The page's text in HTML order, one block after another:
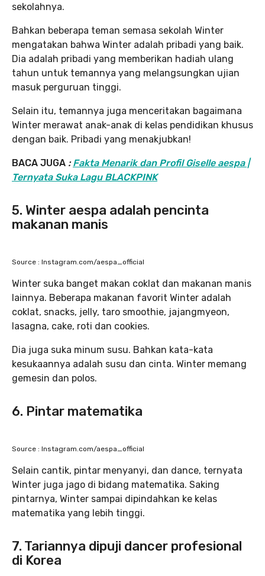
sekolahnya.
Bahkan beberapa teman semasa sekolah Winter
mengatakan bahwa Winter adalah pribadi yang baik.
Dia adalah pribadi yang memberikan hadiah ulang
tahun untuk temannya yang melangsungkan ujian
masuk perguruan tinggi.
Selain itu, temannya juga menceritakan bagaimana
Winter merawat anak-anak di kelas pendidikan khusus
dengan baik. Pribadi yang menakjubkan!
BACA JUGA :Fakta Menarik dan Profil Giselle aespa |
Ternyata Suka Lagu BLACKPINK
5. Winter aespa adalah pencinta
makanan manis
Source : Instagram.com/aespa_official
Winter suka banget makan coklat dan makanan manis
lainnya. Beberapa makanan favorit Winter adalah
coklat, snacks, jelly, taro smoothie, jajangmyeon,
lasagna, cake, roti dan cookies.
Dia juga suka minum susu. Bahkan kata-kata
kesukaannya adalah susu dan cinta. Winter memang
gemesin dan polos.
6. Pintar matematika
Source : Instagram.com/aespa_official
Selain cantik, pintar menyanyi, dan dance, ternyata
Winter juga jago di bidang matematika. Saking
pintarnya, Winter sampai dipindahkan ke kelas
matematika yang lebih tinggi.
7. Tariannya dipuji dancer profesional
di Korea